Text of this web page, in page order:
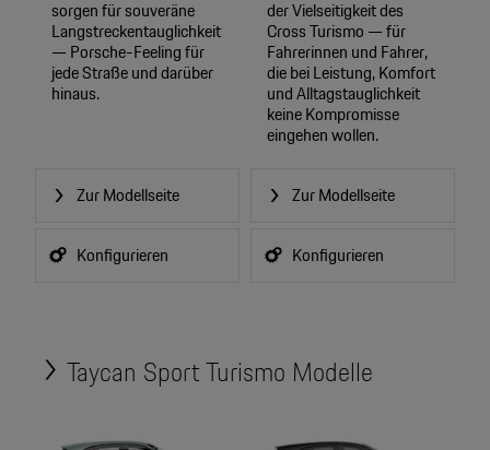
sorgen für souveräne
Langstreckentauglichkeit
— Porsche-Feeling für
jede Straße und darüber
hinaus.
Zur Modellseite
Konfigurieren
der Vielseitigkeit des
Cross Turismo — für
Fahrerinnen und Fahrer,
die bei Leistung, Komfort
und Alltagstauglichkeit
keine Kompromisse
eingehen wollen.
Zur Modellseite
Konfigurieren
Taycan Sport Turismo Modelle